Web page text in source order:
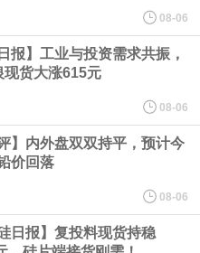
下跌近6%，日本存储芯片制造商铠侠
大单日涨幅，上涨25%至11个月高位。
建设工作正在如火如荼推进，项目所
露出赤红土层，并修出层层台地。但
，给这家美国科技巨头总规模 150 亿
08-06
报】工业与投资需求共振，
现货大涨615元
08-06
】内外盘双双持平，预计今
价回落
08-06
日报】复投料现货持稳